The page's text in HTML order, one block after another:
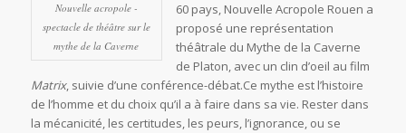
Nouvelle acropole -
spectacle de théâtre sur le
mythe de la Caverne
60 pays, Nouvelle Acropole Rouen a
proposé une représentation
théâtrale du Mythe de la Caverne
de Platon, avec un clin d’oeil au film
Matrix, suivie d’une conférence-débat.Ce mythe est l’histoire
de l’homme et du choix qu’il a à faire dans sa vie. Rester dans
la mécanicité, les certitudes, les peurs, l’ignorance, ou se